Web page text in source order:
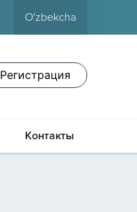
O'zbekcha
Регистрация
Контакты